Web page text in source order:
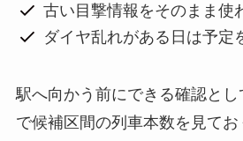
古い目撃情報をそのまま使
ダイヤ乱れがある日は予定
駅へ向かう前にできる確認とし
で候補区間の列車本数を見てお